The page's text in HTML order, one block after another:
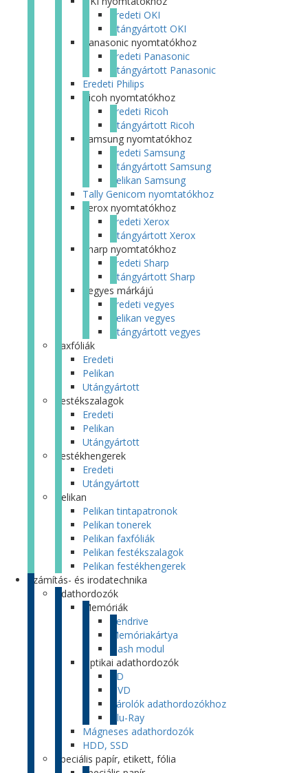
Eredeti OKI
Utángyártott OKI
Panasonic nyomtatókhoz
Eredeti Panasonic
Utángyártott Panasonic
Eredeti Philips
Ricoh nyomtatókhoz
Eredeti Ricoh
Utángyártott Ricoh
Samsung nyomtatókhoz
Eredeti Samsung
Utángyártott Samsung
Pelikan Samsung
Tally Genicom nyomtatókhoz
Xerox nyomtatókhoz
Eredeti Xerox
Utángyártott Xerox
Sharp nyomtatókhoz
Eredeti Sharp
Utángyártott Sharp
Vegyes márkájú
Eredeti vegyes
Pelikan vegyes
Utángyártott vegyes
Faxfóliák
Eredeti
Pelikan
Utángyártott
Festékszalagok
Eredeti
Pelikan
Utángyártott
Festékhengerek
Eredeti
Utángyártott
Pelikan
Pelikan tintapatronok
Pelikan tonerek
Pelikan faxfóliák
Pelikan festékszalagok
Pelikan festékhengerek
Számítás- és irodatechnika
Adathordozók
Memóriák
Pendrive
Memóriakártya
Flash modul
Optikai adathordozók
CD
DVD
Tárolók adathordozókhoz
Blu-Ray
Mágneses adathordozók
HDD, SSD
Speciális papír, etikett, fólia